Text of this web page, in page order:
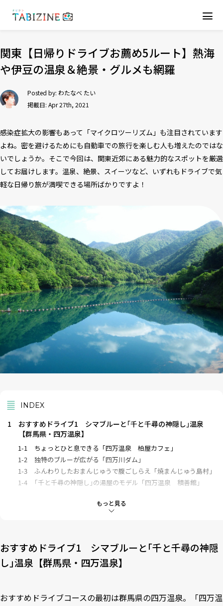
関東【日帰りドライブお薦め5ルート】熱海
や伊豆の温泉＆絶景・グルメも網羅
Posted by: わたなべ たい
掲載日: Apr 27th, 2021
感染症拡大の影響もあって「マイクロツーリズム」も注目されています
よね。密を避けるためにも自動車での旅行を楽しむ人も増えたのではな
いでしょうか。そこで今回は、関東近郊にある魅力的なスポットを厳選
してお届けします。温泉、絶景、スイーツなど、いずれもドライブで気
軽な日帰り旅が満喫できる場所ばかりですよ！
もっと見る
INDEX
1
おすすめドライブ1 シマブルーと｢千と千尋の神隠し｣温泉
【群馬県・四万温泉】
1-1
ちょっとひと息できる「四万温泉 柏屋カフェ」
1-2
独特のブルーが広がる「四万川ダム」
1-3
ふんわりしたおまんじゅうで腹ごしらえ「焼まんじゅう島村」
1-4
｢千と千尋の神隠し｣の湯屋のモデル「四万温泉 積善館」
おすすめドライブ2 首だけの大仏が人をダメにする!?【神奈川
2-2
珍しい首だけの大仏を見学「福泉寺」
2-3
清涼感を味わう「不動滝」と「不動滝茶屋」
2-4
人をダメにする温泉!?「The Ryokan Tokyo YUGAWARA」
【静岡県・伊東】
おすすめドライブ1 シマブルーと｢千と千尋の神隠
し｣温泉【群馬県・四万温泉】
おすすめドライブコースの最初は群馬県の四万温泉。「四万温